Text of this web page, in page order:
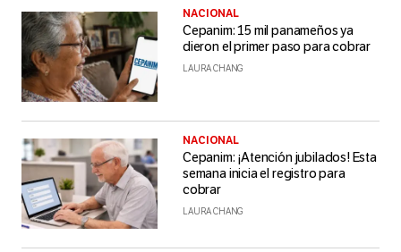
NACIONAL
Cepanim: 15 mil panameños ya
dieron el primer paso para cobrar
LAURA CHANG
NACIONAL
Cepanim: ¡Atención jubilados! Esta
semana inicia el registro para
cobrar
LAURA CHANG